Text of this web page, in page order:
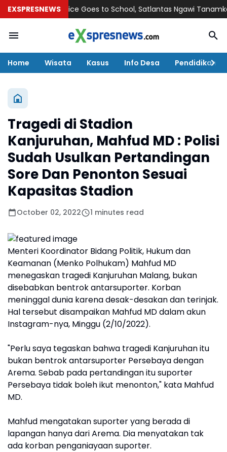
EXSPRESNEWSPolice Goes to School, Satlantas Ngawi Tanamkan
Home Wisata Kasus Info Desa Pendidikan
Tragedi di Stadion
Kanjuruhan, Mahfud MD : Polisi
Sudah Usulkan Pertandingan
Sore Dan Penonton Sesuai
Kapasitas Stadion
October 02, 2022 1 minutes read
Menteri Koordinator Bidang Politik, Hukum dan
Keamanan (Menko Polhukam) Mahfud MD
menegaskan tragedi Kanjuruhan Malang, bukan
disebabkan bentrok antarsuporter. Korban
meninggal dunia karena desak-desakan dan terinjak.
Hal tersebut disampaikan Mahfud MD dalam akun
Instagram-nya, Minggu (2/10/2022).
"Perlu saya tegaskan bahwa tragedi Kanjuruhan itu
bukan bentrok antarsuporter Persebaya dengan
Arema. Sebab pada pertandingan itu suporter
Persebaya tidak boleh ikut menonton," kata Mahfud
MD.
Mahfud mengatakan suporter yang berada di
lapangan hanya dari Arema. Dia menyatakan tak
ada korban penganiayaan suporter.